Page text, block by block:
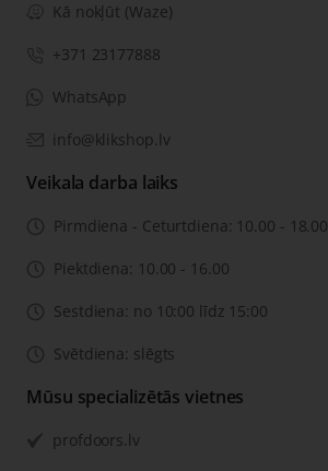
Kā nokļūt (Waze)
+371 23177888
WhatsApp
info@klikshop.lv
Veikala darba laiks
Pirmdiena - Ceturtdiena: 10.00 - 18.00
Piektdiena: 10.00 - 16.00
Sestdiena: no 10:00 līdz 15:00
Svētdiena: slēgts
Mūsu specializētās vietnes
profdoors.lv